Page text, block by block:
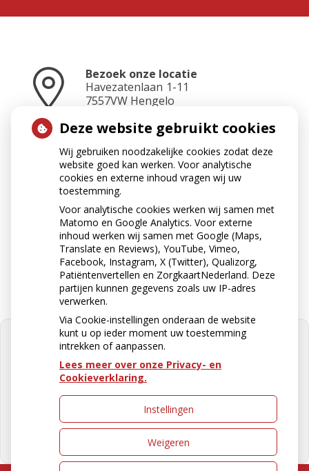
Bezoek onze locatie
Havezatenlaan 1-11
7557VW Hengelo
Neem contact op
074-2423465
Stuur ons een e-mail
apotheek@apotheekkoop.nl
U heeft geen toestemming gegeven
voorexterne inhouddie nodig is om
dit te zien.
Cookie-instellingen wijzigen
Deze website gebruikt cookies
Wij gebruiken noodzakelijke cookies zodat deze
website goed kan werken. Voor analytische
cookies en externe inhoud vragen wij uw
toestemming.
Voor analytische cookies werken wij samen met
Matomo en Google Analytics. Voor externe
inhoud werken wij samen met Google (Maps,
Translate en Reviews), YouTube, Vimeo,
Facebook, Instagram, X (Twitter), Qualizorg,
Patiëntenvertellen en ZorgkaartNederland. Deze
partijen kunnen gegevens zoals uw IP-adres
verwerken.
Via Cookie-instellingen onderaan de website
kunt u op ieder moment uw toestemming
intrekken of aanpassen.
Lees meer over onze Privacy- en
Cookieverklaring.
Instellingen
Weigeren